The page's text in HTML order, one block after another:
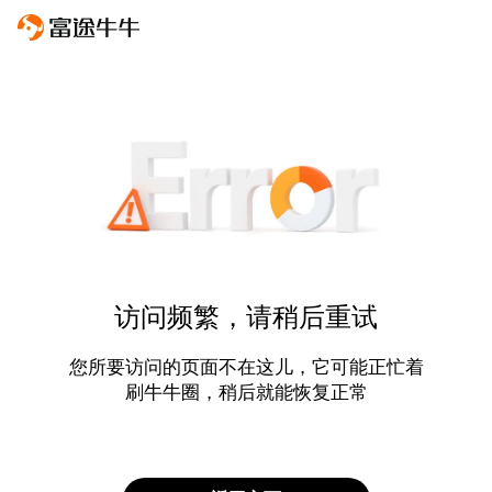
访问频繁，请稍后重试
您所要访问的页面不在这儿，它可能正忙着
刷牛牛圈，稍后就能恢复正常